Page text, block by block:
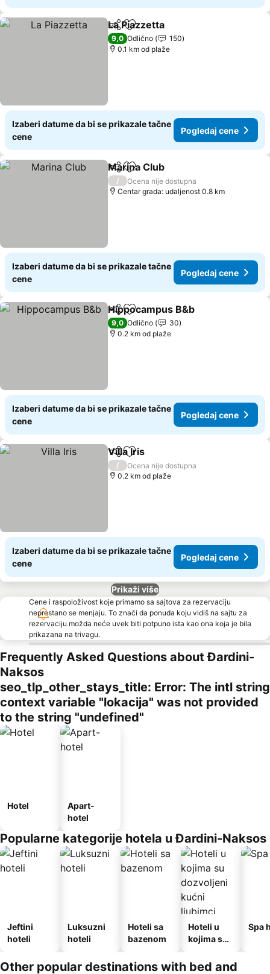
Deli Dodati u favorite
La Piazzetta
9,0 Odlično
150
0.1 km od plaže
Izaberi datume da bi se prikazale tačne
cene
Pogledaj cene
Deli Dodati u favorite
Marina Club
/
Ocena nije dostupna
Centar grada: udaljenost 0.8 km
Izaberi datume da bi se prikazale tačne
cene
Pogledaj cene
Deli Dodati u favorite
Hippocampus B&b
9,0 Odlično
30
0.2 km od plaže
Izaberi datume da bi se prikazale tačne
cene
Pogledaj cene
Deli Dodati u favorite
Villa Iris
/
Ocena nije dostupna
0.2 km od plaže
Izaberi datume da bi se prikazale tačne
cene
Pogledaj cene
Prikaži više
Cene i raspoloživost koje primamo sa sajtova za rezervaciju
neprestano se menjaju. To znači da ponuda koju vidiš na sajtu za
rezervaciju možda neće uvek biti potpuno ista kao ona koja je bila
prikazana na trivagu.
Frequently Asked Questions about Đardini-
Naksos
seo_tlp_other_stays_title: Error: The intl string
context variable "lokacija" was not provided
to the string "undefined"
Hotel
Apart-
hotel
Popularne kategorije hotela u Đardini-Naksos
Jeftini
hoteli
Luksuzni
hoteli
Hoteli sa
bazenom
Hoteli u
kojima su
kućni
Spa
Other popular destinations with bed and